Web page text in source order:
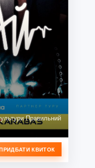
Правильний
КВИТОК